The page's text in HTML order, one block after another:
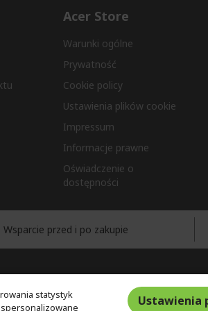
Acer Store
Warunki ogólne
Prywatność
Cookie policy
Ustawienia plików cookie
Impressum
Informacje prawne
Oświadczenie o
dostępności
Wsparcie przed i po zakupie
statystyk
Ustawienia